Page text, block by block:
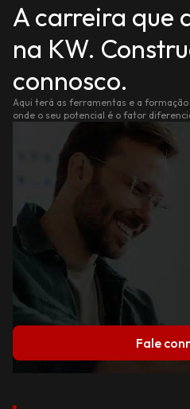
A carreira que
na KW.
connosco.
Aqui terá as ferramentas e a
onde o seu potencial é o fator
Fale